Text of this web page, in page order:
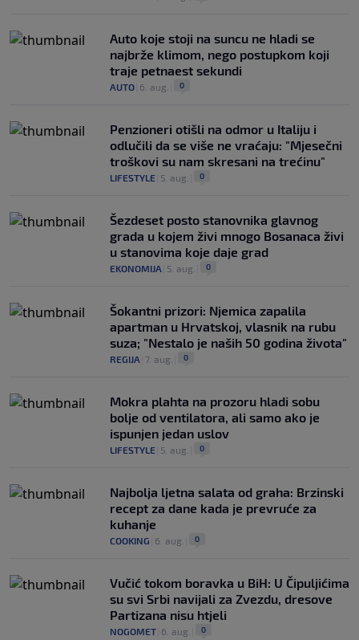
Auto koje stoji na suncu ne hladi se
najbrže klimom, nego postupkom koji
traje petnaest sekundi
AUTO 6. aug. 0
Penzioneri otišli na odmor u Italiju i
odlučili da se više ne vraćaju: "Mjesečni
troškovi su nam skresani na trećinu"
LIFESTYLE 5. aug. 0
Šezdeset posto stanovnika glavnog
grada u kojem živi mnogo Bosanaca živi
u stanovima koje daje grad
EKONOMIJA 5. aug. 0
Šokantni prizori: Njemica zapalila
apartman u Hrvatskoj, vlasnik na rubu
suza; "Nestalo je naših 50 godina života"
REGIJA 7. aug. 0
Mokra plahta na prozoru hladi sobu
bolje od ventilatora, ali samo ako je
ispunjen jedan uslov
LIFESTYLE 5. aug. 0
Najbolja ljetna salata od graha: Brzinski
recept za dane kada je prevruće za
kuhanje
COOKING 6. aug. 0
Vučić tokom boravka u BiH: U Čipuljićima
su svi Srbi navijali za Zvezdu, dresove
Partizana nisu htjeli
NOGOMET 6. aug. 0